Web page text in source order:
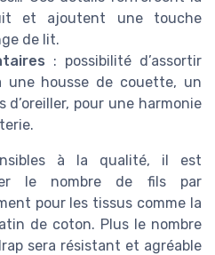
et ajoutent une touche
de lit.
: possibilité d’assortir
une housse de couette, un
d’oreiller, pour une harmonie
à la qualité, il est
le nombre de fils par
pour les tissus comme la
de coton. Plus le nombre
sera résistant et agréable